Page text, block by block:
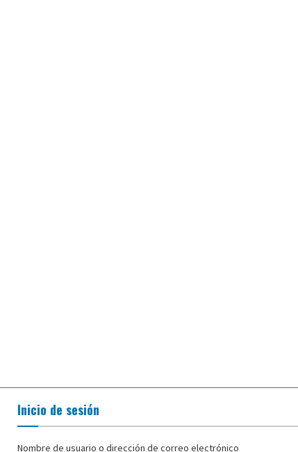
Inicio de sesión
Nombre de usuario o dirección de correo electrónico